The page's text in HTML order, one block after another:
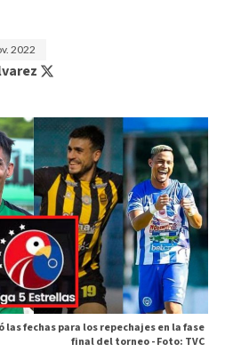
2022
las fechas para los repechajes en la fase
final del torneo -Foto: TVC